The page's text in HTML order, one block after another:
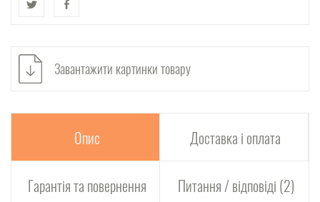
Завантажити картинки товару
Опис Доставка і оплата
Гарантія та повернення Питання / відповіді (2)